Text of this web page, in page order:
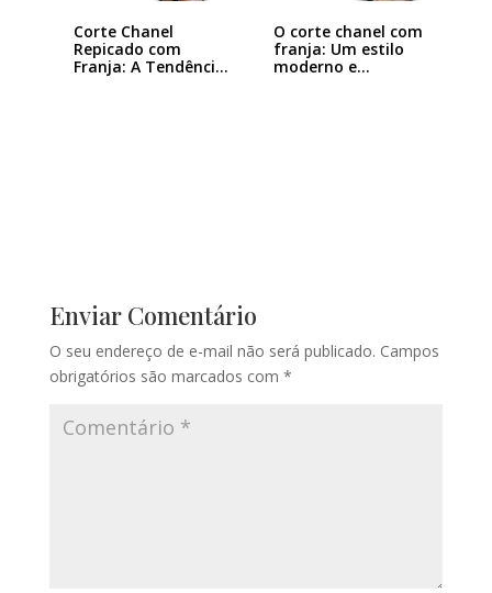
Corte Chanel
Repicado com
Franja: A Tendência
O corte chanel com
franja: Um estilo
moderno e…
Enviar Comentário
O seu endereço de e-mail não será publicado. Campos
obrigatórios são marcados com *